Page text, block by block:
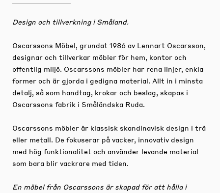
Design och tillverkning i Småland.
Oscarssons Möbel, grundat 1986 av Lennart Oscarsson,
designar och tillverkar möbler för hem, kontor och
offentlig miljö. Oscarssons möbler har rena linjer, enkla
former och är gjorda i gedigna material. Allt in i minsta
detalj, så som handtag, krokar och beslag, skapas i
Oscarssons fabrik i Småländska Ruda.
Oscarssons möbler är klassisk skandinavisk design i trä
eller metall. De fokuserar på vacker, innovativ design
med hög funktionalitet och använder levande material
som bara blir vackrare med tiden.
En möbel från Oscarssons är skapad för att hålla i